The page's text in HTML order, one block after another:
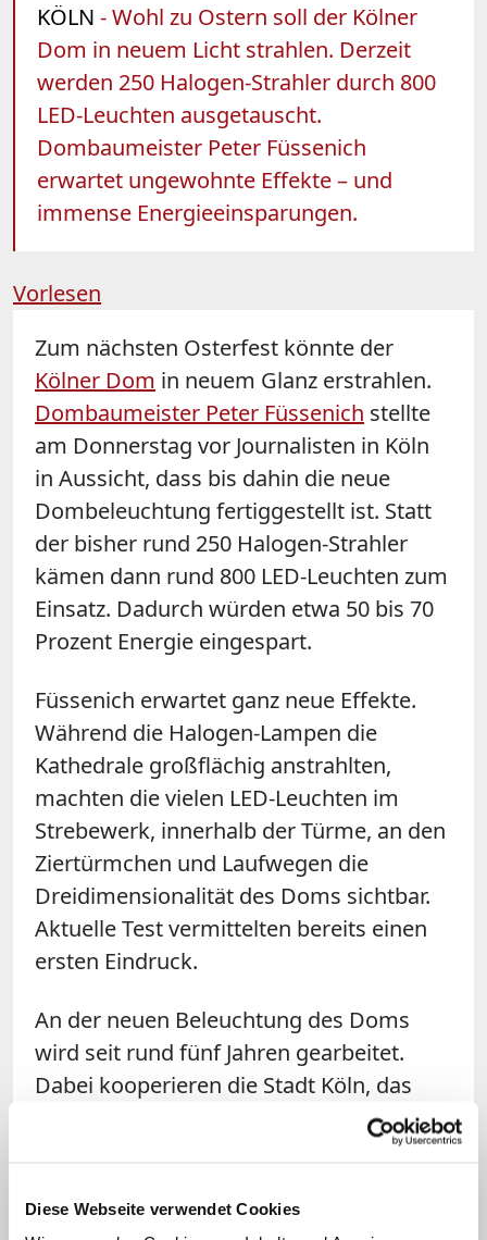
Diese Webseite verwendet Cookies
KÖLN - Wohl zu Ostern soll der Kölner
Dom in neuem Licht strahlen. Derzeit
werden 250 Halogen-Strahler durch 800
LED-Leuchten ausgetauscht.
Dombaumeister Peter Füssenich
erwartet ungewohnte Effekte – und
immense Energieeinsparungen.
Vorlesen
Zum nächsten Osterfest könnte der
Kölner Dom in neuem Glanz erstrahlen.
Dombaumeister Peter Füssenich stellte
am Donnerstag vor Journalisten in Köln
in Aussicht, dass bis dahin die neue
Dombeleuchtung fertiggestellt ist. Statt
der bisher rund 250 Halogen-Strahler
kämen dann rund 800 LED-Leuchten zum
Einsatz. Dadurch würden etwa 50 bis 70
Prozent Energie eingespart.
Füssenich erwartet ganz neue Effekte.
Während die Halogen-Lampen die
Kathedrale großflächig anstrahlten,
machten die vielen LED-Leuchten im
Strebewerk, innerhalb der Türme, an den
Ziertürmchen und Laufwegen die
Dreidimensionalität des Doms sichtbar.
Aktuelle Test vermittelten bereits einen
ersten Eindruck.
An der neuen Beleuchtung des Doms
wird seit rund fünf Jahren gearbeitet.
Dabei kooperieren die Stadt Köln, das
Energieunternehmen RheinEnergie, die
Kunst Licht". (KNA)